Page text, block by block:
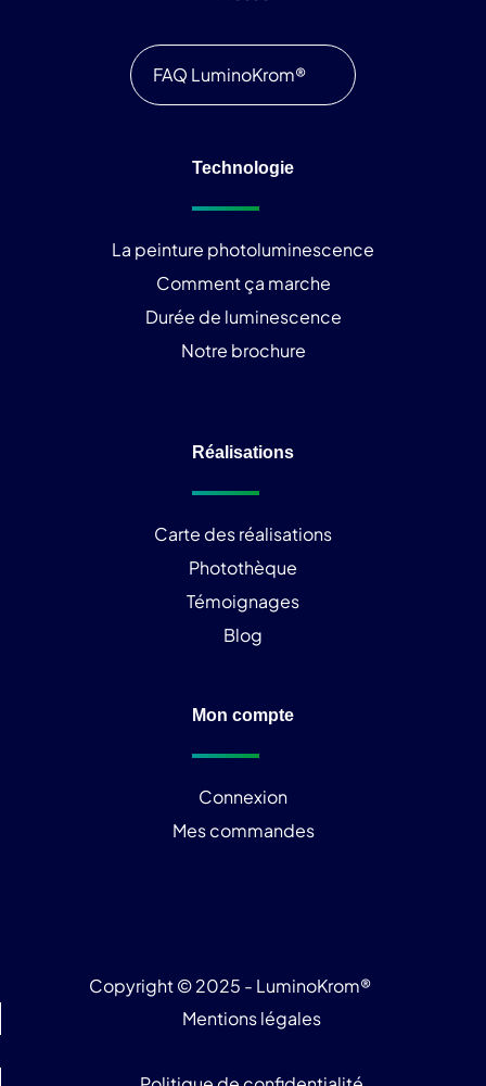
FAQ LuminoKrom®
Technologie
La peinture photoluminescence
Comment ça marche
Durée de luminescence
Notre brochure
Réalisations
Carte des réalisations
Photothèque
Témoignages
Blog
Mon compte
Connexion
Mes commandes
Copyright © 2025 - LuminoKrom®
Mentions légales